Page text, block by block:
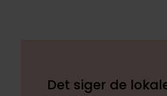
Det siger de